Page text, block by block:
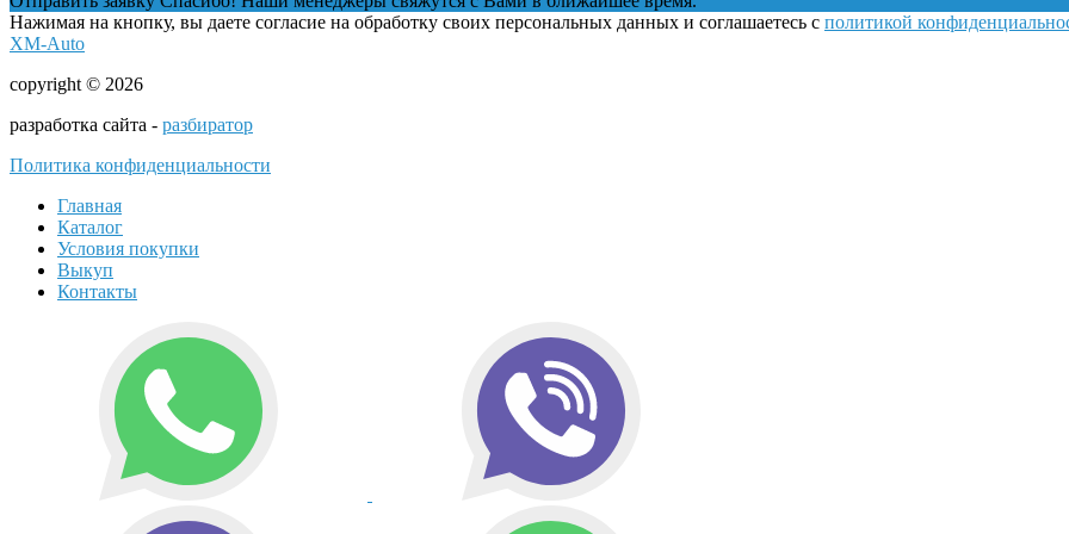
Нажимая на кнопку, вы даете согласие на обработку своих персональных данных и соглашаетесь с политикой
XM-Auto
copyright © 2026
разработка сайта - разбиратор
Политика конфиденциальности
Главная
Каталог
Условия покупки
Выкуп
Контакты